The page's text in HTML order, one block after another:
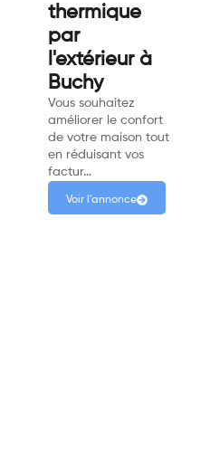
thermique
par
l'extérieur à
Buchy
Vous souhaitez
améliorer le confort
de votre maison tout
en réduisant vos
factur…
Voir l'annonce